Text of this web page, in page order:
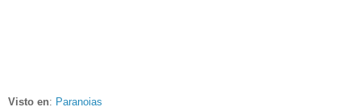
Visto en: Paranoias